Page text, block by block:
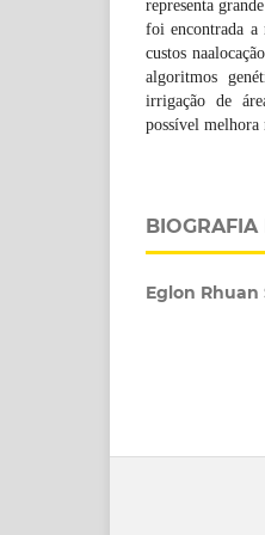
representa
foi encontrada a
custos
algoritmos
irrigação de
possível melhora
Eglon Rhuan